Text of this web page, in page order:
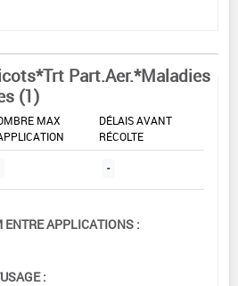
Part.Aer.*Maladies
(1)
MAX
DÉLAIS AVANT
RÉCOLTE
-
APPLICATIONS :
: